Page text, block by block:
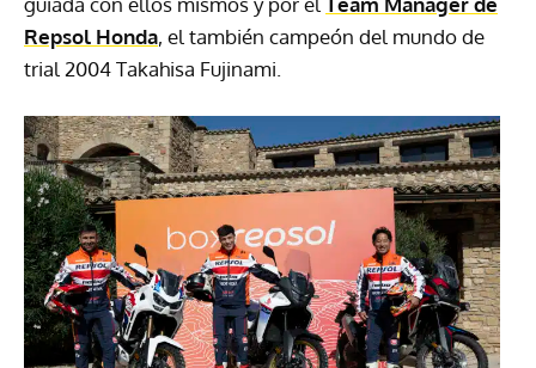
Repsol Honda, el también campeón del mundo de
trial 2004 Takahisa Fujinami.